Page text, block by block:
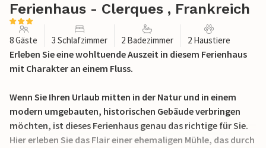
Ferienhaus - Clerques , Frankreich
8 Gäste 3 Schlafzimmer 2 Badezimmer 2 Haustiere
Erleben Sie eine wohltuende Auszeit in diesem Ferienhaus
mit Charakter an einem Fluss.
Wenn Sie Ihren Urlaub mitten in der Natur und in einem
modern umgebauten, historischen Gebäude verbringen
möchten, ist dieses Ferienhaus genau das richtige für Sie.
Hier erleben Sie das Flair einer ehemaligen Mühle, das durch